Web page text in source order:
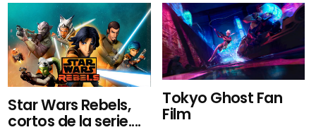
Star Wars Rebels,
cortos de la serie....
Tokyo Ghost Fan
Film